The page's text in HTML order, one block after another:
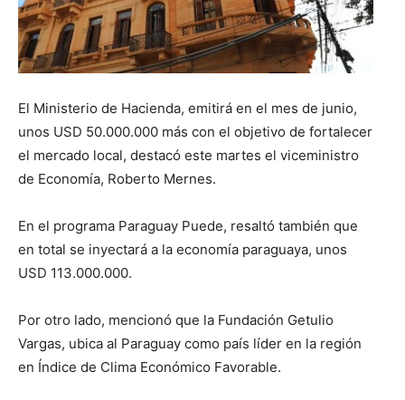
El Ministerio de Hacienda, emitirá en el mes de junio,
unos USD 50.000.000 más con el objetivo de fortalecer
el mercado local, destacó este martes el viceministro
de Economía, Roberto Mernes.
En el programa Paraguay Puede, resaltó también que
en total se inyectará a la economía paraguaya, unos
USD 113.000.000.
Por otro lado, mencionó que la Fundación Getulio
Vargas, ubica al Paraguay como país líder en la región
en Índice de Clima Económico Favorable.